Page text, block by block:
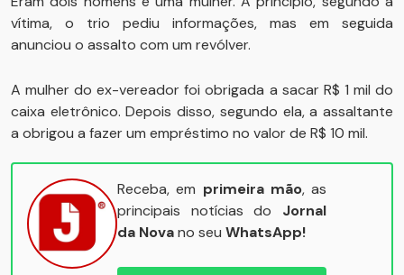
vítima, o trio pediu informações, mas em seguida
anunciou o assalto com um revólver.
A mulher do ex-vereador foi obrigada a sacar R$ 1 mil do
caixa eletrônico. Depois disso, segundo ela, a assaltante
a obrigou a fazer um empréstimo no valor de R$ 10 mil.
Receba, em primeira mão, as
principais notícias do Jornal
da Novano seu WhatsApp!